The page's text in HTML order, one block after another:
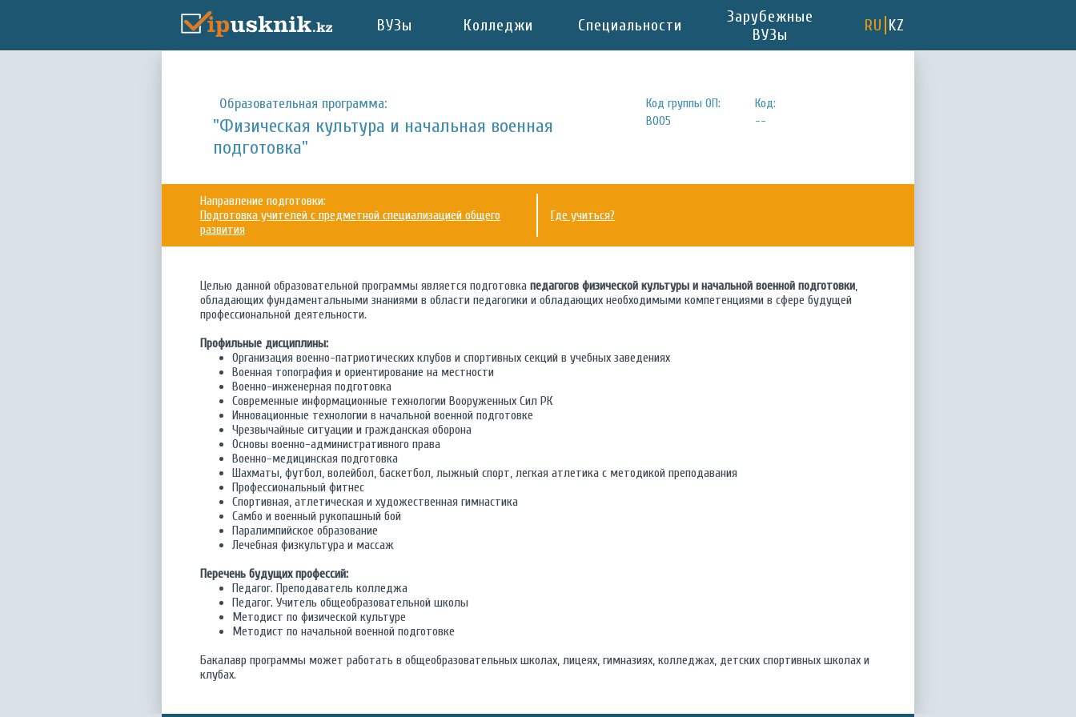
ВУЗы Колледжи Специальности
Зарубежные
ВУЗы
RU KZ
Образовательная программа:
"Физическая культура и начальная военная
подготовка"
Код группы ОП:
В005
Код:
--
Направление подготовки:
Подготовка учителей с предметной специализацией общего
развития
Где учиться?
Целью данной образовательной программы является подготовка педагогов физической культуры и начальной военной подготовки,
обладающих фундаментальными знаниями в области педагогики и обладающих необходимыми компетенциями в сфере будущей
профессиональной деятельности.
Профильные дисциплины:
Организация военно-патриотических клубов и спортивных секций в учебных заведениях
Военная топография и ориентирование на местности
Военно-инженерная подготовка
Современные информационные технологии Вооруженных Сил РК
Инновационные технологии в начальной военной подготовке
Чрезвычайные ситуации и гражданская оборона
Основы военно-административного права
Военно-медицинская подготовка
Шахматы, футбол, волейбол, баскетбол, лыжный спорт, легкая атлетика с методикой преподавания
Профессиональный фитнес
Спортивная, атлетическая и художественная гимнастика
Самбо и военный рукопашный бой
Паралимпийское образование
Лечебная физкультура и массаж
Перечень будущих профессий:
Педагог. Преподаватель колледжа
Педагог. Учитель общеобразовательной школы
Методист по физической культуре
Методист по начальной военной подготовке
Бакалавр программы может работать в общеобразовательных школах, лицеях, гимназиях, колледжах, детских спортивных школах и
клубах.